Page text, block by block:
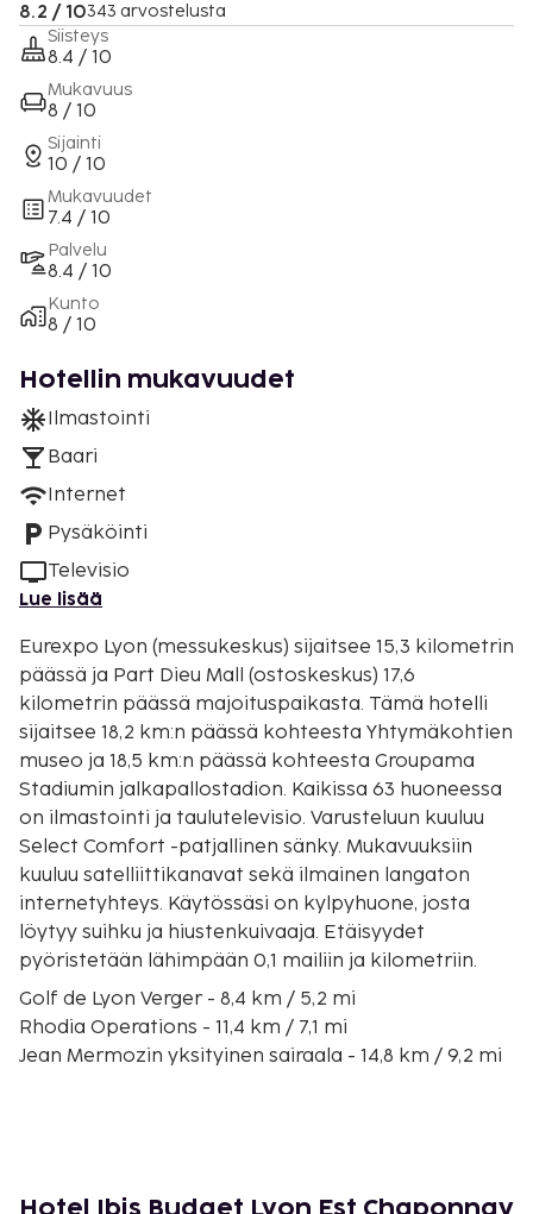
8.2 / 10343 arvostelusta
Siisteys
8.4 / 10
Mukavuus
8 / 10
Sijainti
10 / 10
Mukavuudet
7.4 / 10
Palvelu
8.4 / 10
Kunto
8 / 10
Hotellin mukavuudet
Ilmastointi
Baari
Internet
Pysäköinti
Televisio
Lue lisää
Eurexpo Lyon (messukeskus) sijaitsee 15,3 kilometrin
päässä ja Part Dieu Mall (ostoskeskus) 17,6
kilometrin päässä majoituspaikasta. Tämä hotelli
sijaitsee 18,2 km:n päässä kohteesta Yhtymäkohtien
museo ja 18,5 km:n päässä kohteesta Groupama
Stadiumin jalkapallostadion. Kaikissa 63 huoneessa
on ilmastointi ja taulutelevisio. Varusteluun kuuluu
Select Comfort -patjallinen sänky. Mukavuuksiin
kuuluu satelliittikanavat sekä ilmainen langaton
internetyhteys. Käytössäsi on kylpyhuone, josta
löytyy suihku ja hiustenkuivaaja. Etäisyydet
pyöristetään lähimpään 0,1 mailiin ja kilometriin.
Golf de Lyon Verger - 8,4 km / 5,2 mi
Rhodia Operations - 11,4 km / 7,1 mi
Jean Mermozin yksityinen sairaala - 14,8 km / 9,2 mi
Eurexpo Lyon (messukeskus) - 15,3 km / 9,5 mi